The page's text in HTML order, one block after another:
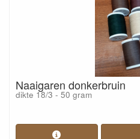
Naaigaren donkerbruin
dikte 18/3 - 50 gram